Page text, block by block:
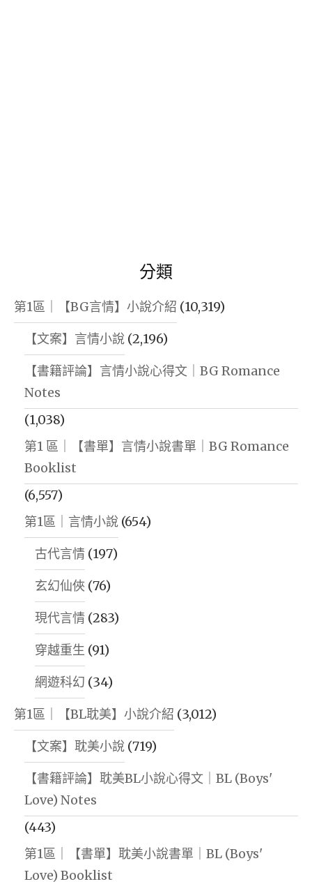
分類
第1區｜【BG言情】小說介紹 (10,319)
【文案】言情小說 (2,196)
【書籍評論】言情小說心得文｜BG Romance
Notes
(1,038)
第1 區｜【書單】言情小說書單｜BG Romance
Booklist
(6,557)
第1區｜言情小說 (654)
古代言情 (197)
玄幻仙俠 (76)
現代言情 (283)
穿越重生 (91)
網遊科幻 (34)
第1區｜【BL耽美】小說介紹 (3,012)
【文案】耽美小說 (719)
【書籍評論】耽美BL小說心得文｜BL (Boys'
Love) Notes
(443)
第1區｜【書單】耽美小說書單｜BL (Boys'
Love) Booklist